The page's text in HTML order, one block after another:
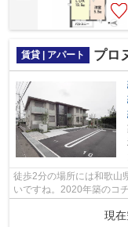
賃貸 | アパート プロ
徒歩2分の場所には和歌山
いですね。2020年築のコ
現在